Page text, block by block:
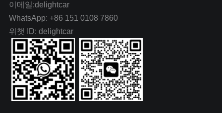
이메일:delightcar
WhatsApp: +86 151 0108 7860
위챗 ID: delightcar